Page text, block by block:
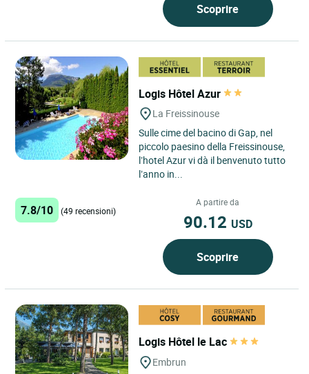
Scoprire
Logis Hôtel Azur
La Freissinouse
Sulle cime del bacino di Gap, nel
piccolo paesino della Freissinouse,
l’hotel Azur vi dà il benvenuto tutto
l’anno in...
7.8/10 (49 recensioni)
A partire da
90.12 USD
Scoprire
Logis Hôtel le Lac
Embrun